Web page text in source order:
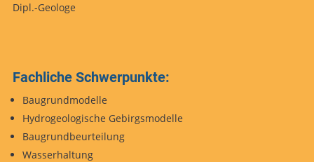
Dipl.-Geologe
Fachliche Schwerpunkte:
Baugrundmodelle
Hydrogeologische Gebirgsmodelle
Baugrundbeurteilung
Wasserhaltung